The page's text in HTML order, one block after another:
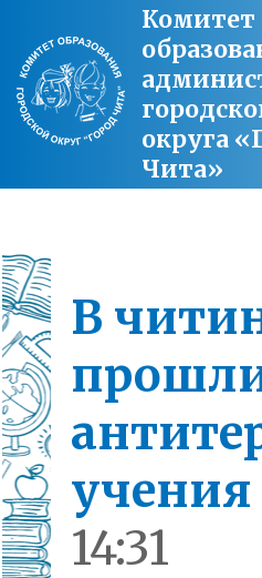
Комитет
округа
Чита»
В
учения
14:31